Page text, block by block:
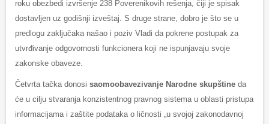
roku obezbedi izvršenje 238 Poverenikovih rešenja, čiji je spisak
dostavljen uz godišnji izveštaj. S druge strane, dobro je što se u
predlogu zaključaka našao i poziv Vladi da pokrene postupak za
utvrđivanje odgovornosti funkcionera koji ne ispunjavaju svoje
zakonske obaveze.
Četvrta tačka donosi saomoobavezivanje Narodne skupštine da
će u cilju stvaranja konzistentnog pravnog sistema u oblasti pristupa
informacijama i zaštite podataka o ličnosti „u svojoj zakonodavnoj